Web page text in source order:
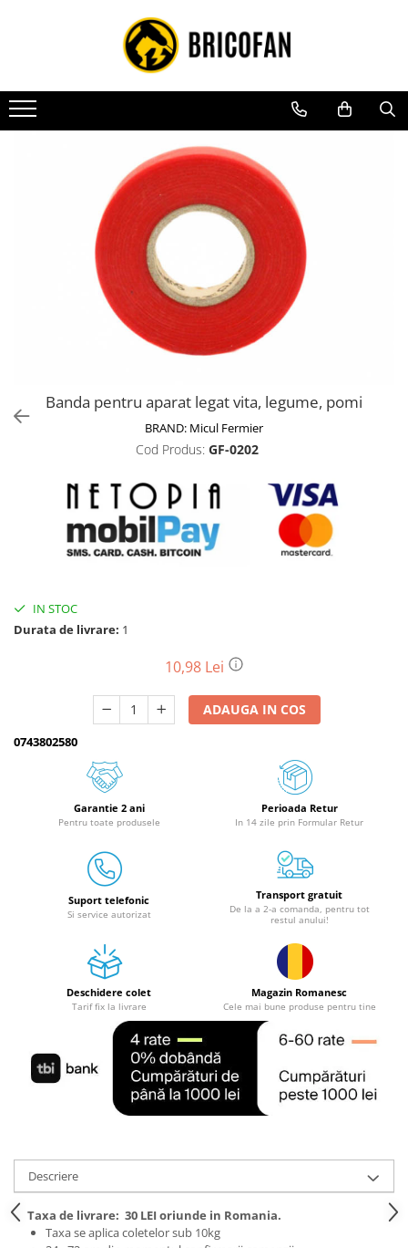
Toate Produsele
Vehicule electrice
Atv
Masini electrice
Piese de schimb vehicule electrice
Scutere electrice
Scutere pe benzina
Tricicluri cargo fara permis
Trotinete electrice
Biciclete, trotinete, triciclete
Triciclete
Motoburghie si accesorii
Drujbe, fierastraie electrice
Drujbe electrice
Mori cereale si batoze porumb
Batoze - mori desfacat porumb
Granulatoare
Mori pentru cereale
Mori pentru fructe si legume
Mori pentru furaje
Motoare granulatoare
Piese si accesorii mori
Tocatoare furaje si crengi
Tocatoare furaje
Consumabile si acesorii tocatoare
Tocatoare crengi
Motocoase, Trimmere si Masini de
Motocositori cu motoare 2T
Trimmere electrice
Masini de tuns gazon pe benzina
Tractoraș de tuns gazonul
Banda pentru aparat legat vita, legume, pomi
BRAND: Micul Fermier
Cod Produs: GF-0202
IN STOC
Durata de livrare: 1
10,98 Lei
ADAUGA IN COS
0743802580
Garantie 2 ani
Pentru toate produsele
Perioada Retur
In 14 zile prin Formular Retur
Suport telefonic
Si service autorizat
Transport gratuit
De la a 2-a comanda, pentru tot
restul anului!
Deschidere colet
Tarif fix la livrare
Magazin Romanesc
Cele mai bune produse pentru tine
Descriere
Taxa de livrare: 30 LEI oriunde in Romania.
Taxa se aplica coletelor sub 10kg